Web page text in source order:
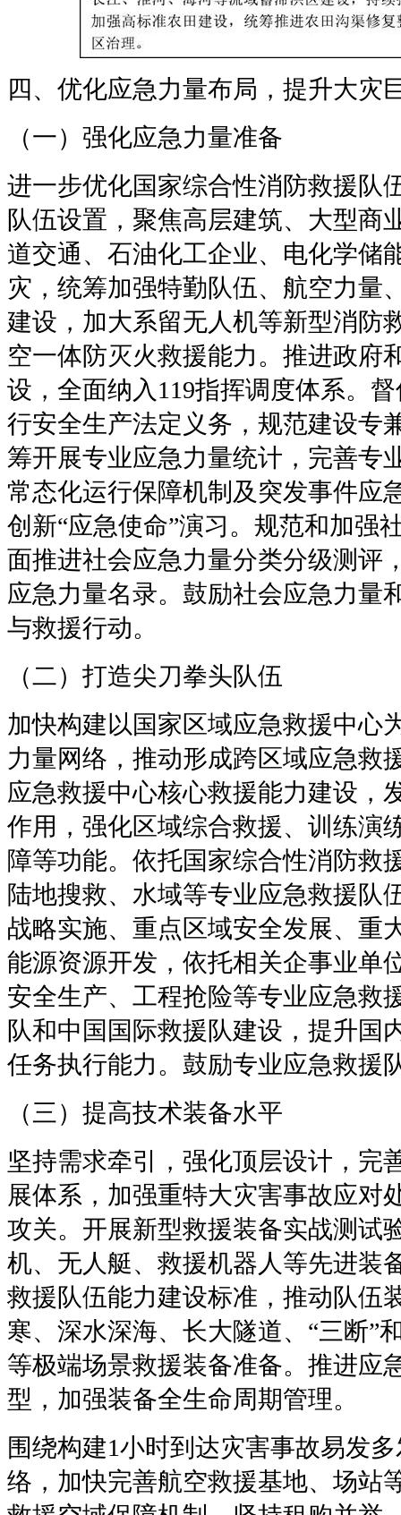
四、优化应急力量布局，提升大灾
（一）强化应急力量准备
进一步优化国家综合性消防救援队
队伍设置，聚焦高层建筑、大型商
道交通、石油化工企业、电化学储
灾，统筹加强特勤队伍、航空力量
建设，加大系留无人机等新型消防
空一体防灭火救援能力。推进政府
设，全面纳入119指挥调度体系。
行安全生产法定义务，规范建设专
筹开展专业应急力量统计，完善专
常态化运行保障机制及突发事件应
创新“应急使命”演习。规范和加强
面推进社会应急力量分类分级测评
应急力量名录。鼓励社会应急力量
与救援行动。
（二）打造尖刀拳头队伍
加快构建以国家区域应急救援中心
力量网络，推动形成跨区域应急救
应急救援中心核心救援能力建设，
作用，强化区域综合救援、训练演
障等功能。依托国家综合性消防救
陆地搜救、水域等专业应急救援队
战略实施、重点区域安全发展、重
能源资源开发，依托相关企事业单
安全生产、工程抢险等专业应急救
队和中国国际救援队建设，提升国
任务执行能力。鼓励专业应急救援
（三）提高技术装备水平
坚持需求牵引，强化顶层设计，完
展体系，加强重特大灾害事故应对
攻关。开展新型救援装备实战测试
机、无人艇、救援机器人等先进装
救援队伍能力建设标准，推动队伍
寒、深水深海、长大隧道、“三断”
等极端场景救援装备准备。推进应
型，加强装备全生命周期管理。
围绕构建1小时到达灾害事故易发
络，加快完善航空救援基地、场站